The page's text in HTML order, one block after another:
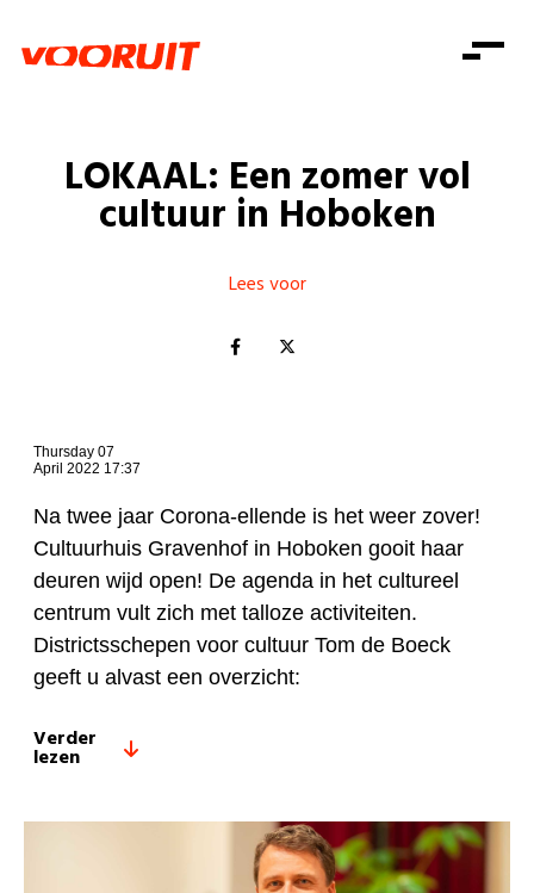
Zorg
Gelijke kansen
Welzijn
Consumentenbescherming
Onze mensen
Standpunten
Vacatures
Doe mee
Doe mee
Word lid
Shop
Login
LOKAAL: Een zomer vol
cultuur in Hoboken
Lees voor
Thursday 07
April 2022 17:37
Na twee jaar Corona-ellende is het weer zover!
Cultuurhuis Gravenhof in Hoboken gooit haar
deuren wijd open! De agenda in het cultureel
centrum vult zich met talloze activiteiten.
Districtsschepen voor cultuur Tom de Boeck
geeft u alvast een overzicht:
Verder
lezen